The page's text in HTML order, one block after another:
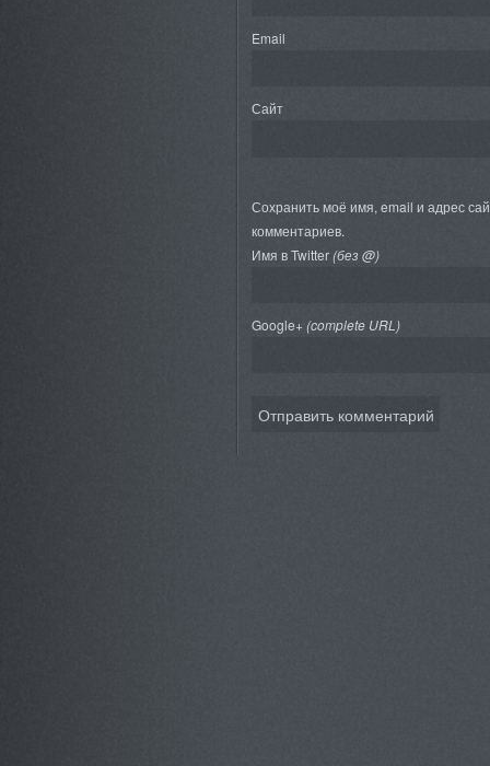
Email
Сайт
Сохранить моё имя, email и адрес
комментариев.
Имя в Twitter(без @)
Google+ (complete URL)